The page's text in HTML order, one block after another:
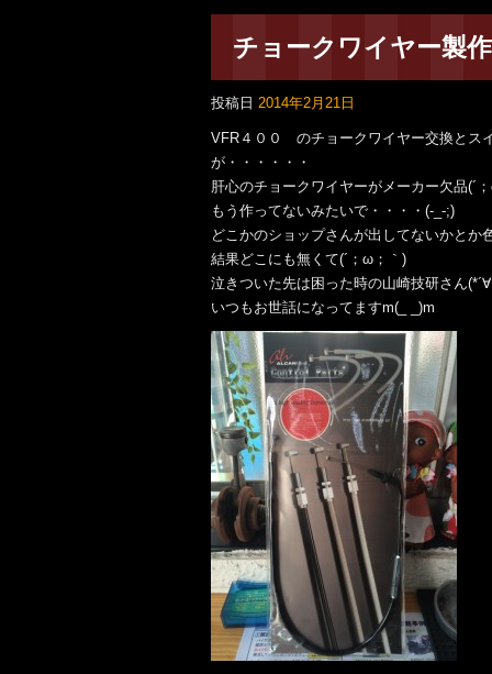
チョークワイヤー製
投稿日 2014年2月21日
VFR４００ のチョークワイヤー交換とス
が・・・・・・
肝心のチョークワイヤーがメーカー欠品(´
もう作ってないみたいで・・・・(-_-;)
どこかのショップさんが出してないかとか
結果どこにも無くて(´；ω；｀)
泣きついた先は困った時の山崎技研さん
いつもお世話になってますm(_ _)m